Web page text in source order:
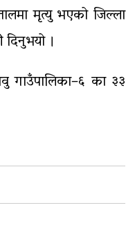
मृत्यु भएको जिल्ला
दिनुभयो ।
गाउँपालिका–६ का ३३